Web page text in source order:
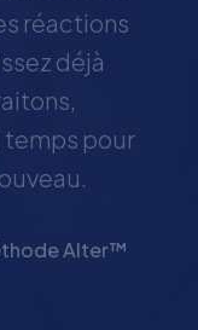
réactions
déjà
temps pour
Alter™